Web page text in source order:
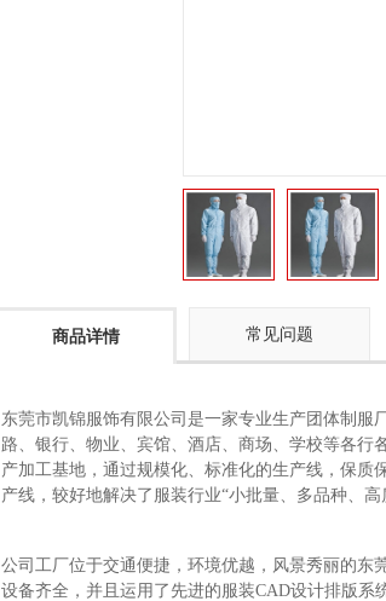
商品详情 常见问题
东莞市凯锦服饰有限公司是一家专业生产团体制
路、银行、物业、宾馆、酒店、商场、学校等各行
产加工基地，通过规模化、标准化的生产线，保质
产线，较好地解决了服装行业“小批量、多品种、高
公司工厂位于交通便捷，环境优越，风景秀丽的东
设备齐全，并且运用了先进的服装CAD设计排版系